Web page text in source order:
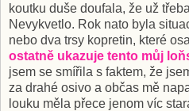
koutku duše doufala, že už
Nevykvetlo. Rok nato byla
nebo dva trsy kopretin, které
ostatně ukazuje tento můj
jsem se smířila s faktem, že
za drahé osivo a občas mě
louku měla přece jenom víc